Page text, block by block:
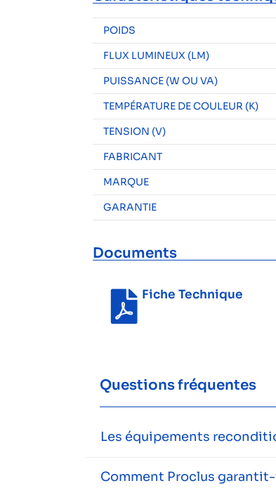
POIDS
FLUX LUMINEUX (LM)
PUISSANCE (W OU VA)
TEMPÉRATURE DE COULEUR (K)
TENSION (V)
FABRICANT
MARQUE
GARANTIE
Documents
Fiche Technique
Questions fréquentes
Les équipements
Comment Proclus